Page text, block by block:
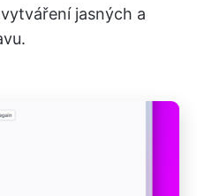
jasných a